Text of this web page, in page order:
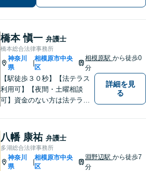
橋本 愼一 弁護士
橋本総合法律事務所
神奈川
県
相模原市中央
区
相模原駅から徒歩0
分
【駅徒歩３０秒】【法テラス
利用可】【夜間・土曜相談
可】資金のない方は法テラス
けて丁寧に、迅速に対応しま
す。住宅ローンの支払で悩ま
れている方も一度ご相談くだ
さい。最高の結果が出せるよ
う自己研鑽を怠らず質の高い
詳細を見
る
八幡 康祐 弁護士
多湖総合法律事務所
神奈川
県
相模原市中央
区
淵野辺駅から徒歩7
分